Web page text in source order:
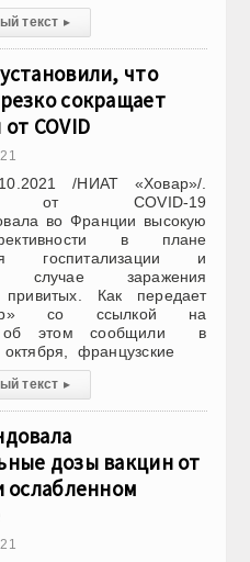
текст ▸
что
сокращает
COVID
/НИАТ «Ховар»/.
от COVID-19
во Франции высокую
в плане
госпитализации и
заражения
привитых. Как передает
со ссылкой на
об этом сообщили в
октября, французские
текст ▸
дозы вакцин от
ослабленном